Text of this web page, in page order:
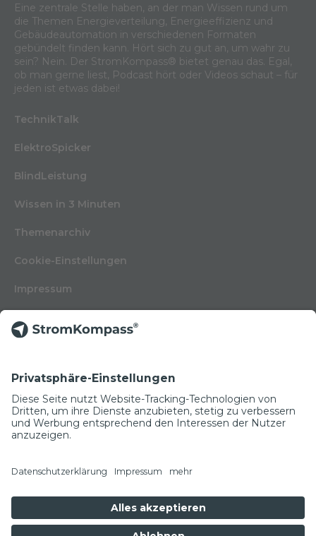
Eine zentrale Stelle haben, an der man Wissen rund um
die Themen Energieverteilung, Energieeffizienz und
Gebäudeautomation in verschiedenen Formaten
gebündelt finden kann. Hört sich zu gut an, um wahr zu
sein? Nein. Der StromKompass® bietet genau das. Egal,
ob man gerne liest, Podcast hört oder Videos schaut – für
jeden ist etwas dabei!
TechnikTalk
ElektroSpicker
BlindLeistung
Wissen in 3 Minuten
Themenarchiv
Cookie-Einstellungen
Impressum
Kontakt
Glossar